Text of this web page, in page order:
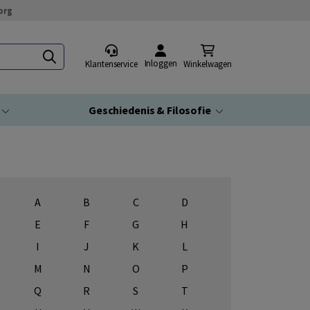
Klantenservice Inloggen Winkelwagen
Geschiedenis & Filosofie
A B C
D
E
F G
H
I
J K
L
M
N O
P
Q
R S
T